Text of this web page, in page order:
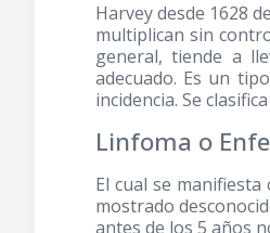
Harvey desde 1628
multiplican sin
general, tiende a
adecuado. Es un
incidencia. Se
Linfoma o
El cual se
mostrado
antes de los 5 años